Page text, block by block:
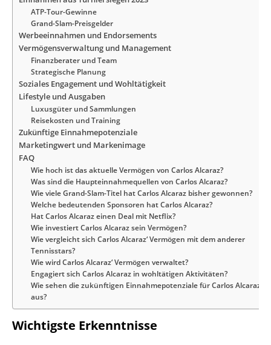
ATP-Tour-Gewinne
Grand-Slam-Preisgelder
Werbeeinnahmen und Endorsements
Vermögensverwaltung und Management
Finanzberater und Team
Strategische Planung
Soziales Engagement und Wohltätigkeit
Lifestyle und Ausgaben
Luxusgüter und Sammlungen
Reisekosten und Training
Zukünftige Einnahmepotenziale
Marketingwert und Markenimage
FAQ
Wie hoch ist das aktuelle Vermögen von Carlos Alcaraz?
Was sind die Haupteinnahmequellen von Carlos Alcaraz?
Wie viele Grand-Slam-Titel hat Carlos Alcaraz bisher gewonnen?
Welche bedeutenden Sponsoren hat Carlos Alcaraz?
Hat Carlos Alcaraz einen Deal mit Netflix?
Wie investiert Carlos Alcaraz sein Vermögen?
Wie vergleicht sich Carlos Alcaraz‘ Vermögen mit dem anderer
Tennisstars?
Wie wird Carlos Alcaraz‘ Vermögen verwaltet?
Engagiert sich Carlos Alcaraz in wohltätigen Aktivitäten?
Wie sehen die zukünftigen Einnahmepotenziale für Carlos Alcaraz
aus?
Wichtigste Erkenntnisse